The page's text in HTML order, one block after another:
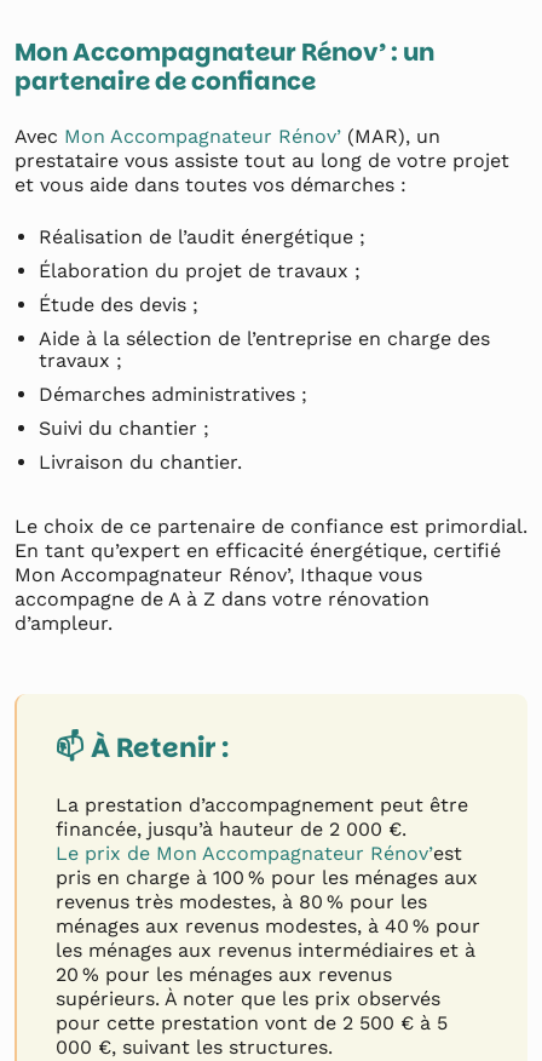
Mon Accompagnateur Rénov’ : un
partenaire de confiance
Avec Mon Accompagnateur Rénov’ (MAR), un
prestataire vous assiste tout au long de votre projet
et vous aide dans toutes vos démarches :
Réalisation de l’audit énergétique ;
Élaboration du projet de travaux ;
Étude des devis ;
Aide à la sélection de l’entreprise en charge des
travaux ;
Démarches administratives ;
Suivi du chantier ;
Livraison du chantier.
Le choix de ce partenaire de confiance est primordial.
En tant qu’expert en efficacité énergétique, certifié
Mon Accompagnateur Rénov’, Ithaque vous
accompagne de A à Z dans votre rénovation
d’ampleur.
📫 À Retenir :
La prestation d’accompagnement peut être
financée, jusqu’à hauteur de 2 000 €.
Le prix de Mon Accompagnateur Rénov’est
pris en charge à 100 % pour les ménages aux
revenus très modestes, à 80 % pour les
ménages aux revenus modestes, à 40 % pour
les ménages aux revenus intermédiaires et à
20 % pour les ménages aux revenus
supérieurs. À noter que les prix observés
pour cette prestation vont de 2 500 € à 5
000 €, suivant les structures.